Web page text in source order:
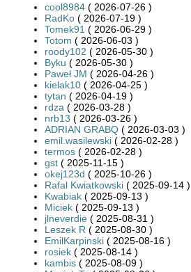
cool8984 ( 2026-07-26 )
RadKo ( 2026-07-19 )
Tomek91 ( 2026-06-29 )
Totom ( 2026-06-03 )
roody102 ( 2026-05-30 )
Byku ( 2026-05-30 )
Paweł JM ( 2026-04-26 )
kielak10 ( 2026-04-25 )
tytan ( 2026-04-19 )
rdza ( 2026-03-28 )
nrb13 ( 2026-03-26 )
ADRIAN GRABQ ( 2026-03-03 )
emil.wasilewski ( 2026-02-28 )
termos ( 2026-02-28 )
gst ( 2025-11-15 )
okej123d ( 2025-10-26 )
Rafal Kwiatkowski ( 2025-09-14 )
Kwabiak ( 2025-09-13 )
Miciek ( 2025-09-13 )
jlneverdie ( 2025-08-31 )
Leszek R ( 2025-08-30 )
EmilKarpinski ( 2025-08-16 )
rosiek ( 2025-08-14 )
kambis ( 2025-08-09 )